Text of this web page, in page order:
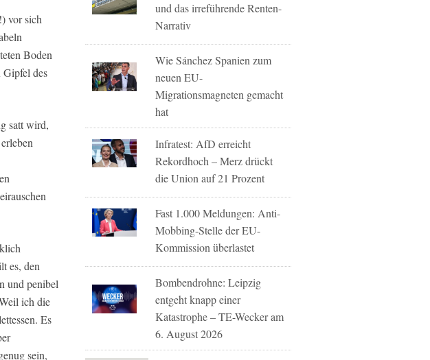
vor sich
Boden
Gipfel des
satt wird,
es, den
und penibel
ich die
Es
sein,
und das irreführende Renten-
Narrativ
Wie Sánchez Spanien zum
neuen EU-
Migrationsmagneten gemacht
hat
Infratest: AfD erreicht
Rekordhoch – Merz drückt
die Union auf 21 Prozent
Fast 1.000 Meldungen: Anti-
Mobbing-Stelle der EU-
Kommission überlastet
Bombendrohne: Leipzig
entgeht knapp einer
Katastrophe – TE-Wecker am
6. August 2026